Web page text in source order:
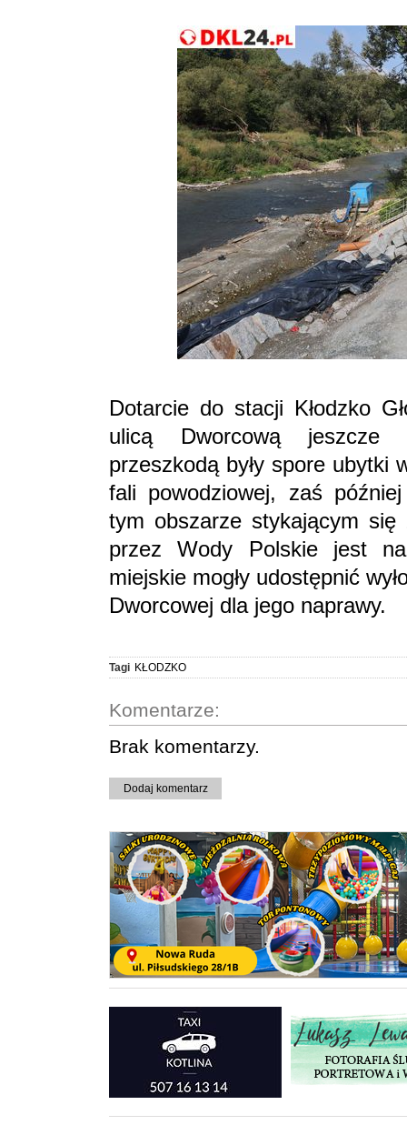
Dotarcie do stacji Kłodzko
ulicą Dworcową jeszcze
przeszkodą były spore ubytki
fali powodziowej, zaś
tym obszarze stykającym
przez Wody Polskie jest
miejskie mogły udostępnić
Dworcowej dla jego naprawy.
Tagi KŁODZKO
Komentarze:
Brak komentarzy.
Dodaj komentarz